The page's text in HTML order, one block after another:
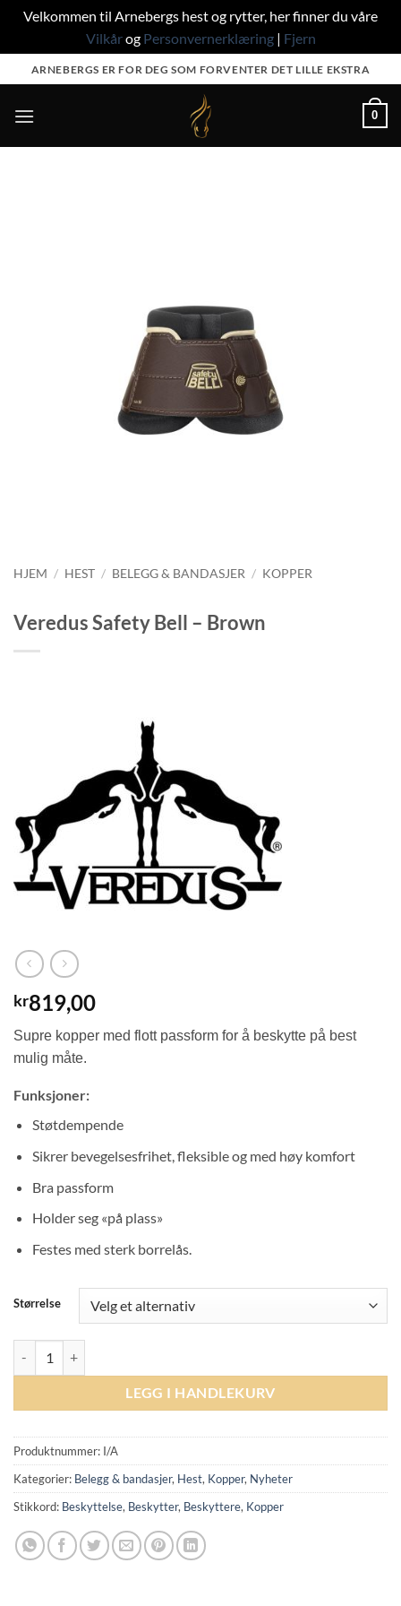
Velkommen til Arnebergs hest og rytter, her finner du våre
Vilkårog Personvernerklæring| Fjern
to
content
ARNEBERGS ER FOR DEG SOM FORVENTER DET LILLE EKSTRA
0
HJEM / HEST / BELEGG & BANDASJER / KOPPER
Veredus Safety Bell – Brown
kr819,00
Supre kopper med flott passform for å beskytte på best
mulig måte.
Funksjoner:
Støtdempende
Sikrer bevegelsesfrihet, fleksible og med høy komfort
Bra passform
Holder seg «på plass»
Festes med sterk borrelås.
Størrelse
LEGG I HANDLEKURV
Produktnummer: I/A
Kategorier: Belegg & bandasjer, Hest, Kopper, Nyheter
Stikkord: Beskyttelse, Beskytter, Beskyttere, Kopper